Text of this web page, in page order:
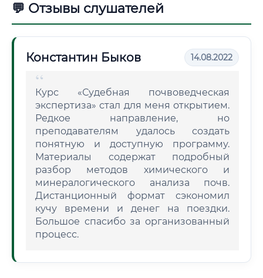
💬 Отзывы слушателей
Константин Быков 14.08.2022
Курс «Судебная почвоведческая
экспертиза» стал для меня открытием.
Редкое направление, но
преподавателям удалось создать
понятную и доступную программу.
Материалы содержат подробный
разбор методов химического и
минералогического анализа почв.
Дистанционный формат сэкономил
кучу времени и денег на поездки.
Большое спасибо за организованный
процесс.